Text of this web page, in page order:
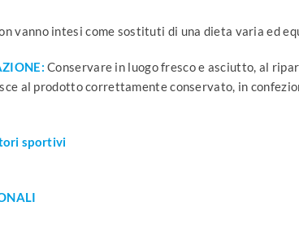
vanno intesi come sostituti di una dieta varia ed
Conservare in luogo fresco e asciutto, al
al prodotto correttamente conservato, in
sportivi